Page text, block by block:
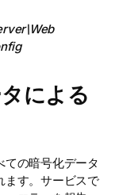
による
の暗号化データ
ます。サービスで